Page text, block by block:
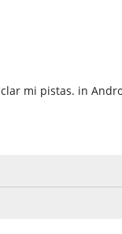
mi pistas. in